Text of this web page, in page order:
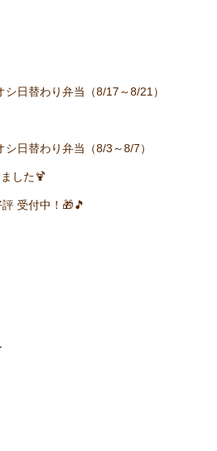
日替わり弁当（8/17～8/21）
日替わり弁当（8/3～8/7）
した🍹
受付中！🎁🎵